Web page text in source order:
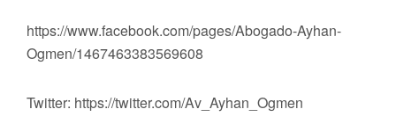
https://www.facebook.com/pages/Abogado-Ayhan-
Ogmen/1467463383569608
Twitter: https://twitter.com/Av_Ayhan_Ogmen